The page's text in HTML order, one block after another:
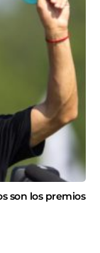
son los premios